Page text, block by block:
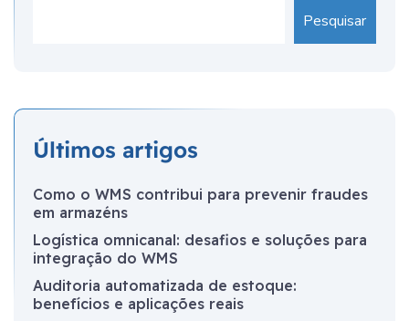
Pesquisar
Últimos artigos
Como o WMS contribui para prevenir fraudes
em armazéns
Logística omnicanal: desafios e soluções para
integração do WMS
Auditoria automatizada de estoque:
benefícios e aplicações reais